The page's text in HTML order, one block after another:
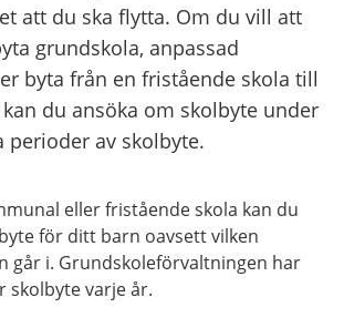
att du ska flytta. Om du vill att
grundskola, anpassad
byta från en fristående skola till
du ansöka om skolbyte under
perioder av skolbyte.
eller fristående skola kan du
för ditt barn oavsett vilken
går i. Grundskoleförvaltningen har
skolbyte varje år.